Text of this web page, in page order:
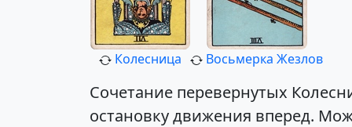
Колесница Восьмерка Жезлов
Сочетание перевернутых
остановку движения вперед.